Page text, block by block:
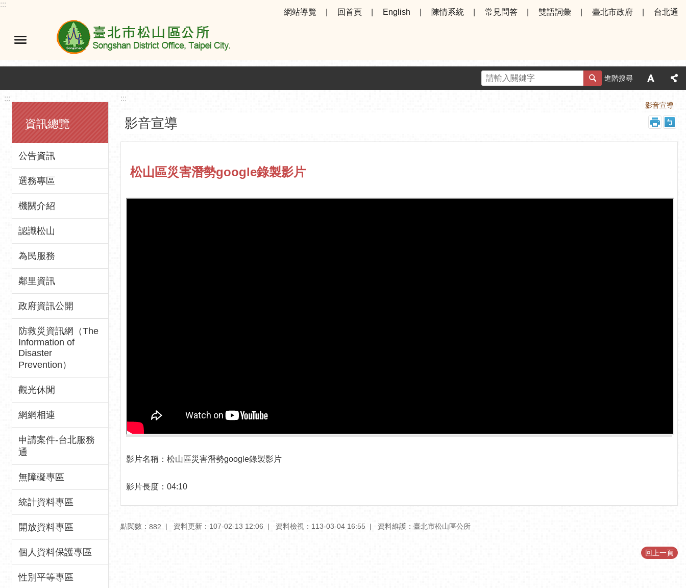
跳到主要內容區塊
:::
網站導覽
回首頁 English 陳情系統 常見問答 雙語詞彙 臺北市政府 台北通
進階搜尋
:::
資訊總覽
公告資訊
選務專區
機關介紹
認識松山
為民服務
鄰里資訊
政府資訊公開
防救災資訊網（The
Information of
Disaster
Prevention）
觀光休閒
網網相連
申請案件-台北服務
通
無障礙專區
統計資料專區
開放資料專區
個人資料保護專區
性別平等專區
:::
影音宣導
影音宣導
松山區災害潛勢google錄製影片
影片名稱：松山區災害潛勢google錄製影片
影片長度：04:10
點閱數： 882 資料更新：107-02-13 12:06 資料檢視：113-03-04 16:55 資料維護：臺北市松山區公所
回上一頁